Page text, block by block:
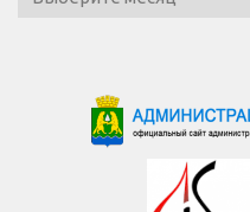
новостей